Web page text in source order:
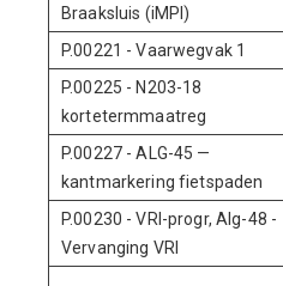
Braaksluis (iMPI)
P.00221 - Vaarwegvak 1
P.00225 - N203-18
kortetermmaatreg
P.00227 - ALG-45 —
kantmarkering fietspaden
P.00230 - VRI-progr, Alg-48 -
Vervanging VRI